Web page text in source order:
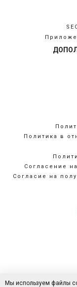
Политика в
Согласение
Согласие на
©
Мы используем файлы